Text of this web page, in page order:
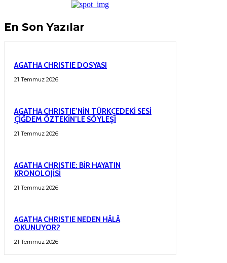
En Son Yazılar
AGATHA CHRISTIE DOSYASI
21 Temmuz 2026
AGATHA CHRISTIE’NİN TÜRKÇEDEKİ SESİ
ÇİĞDEM ÖZTEKİN’LE SÖYLEŞİ
21 Temmuz 2026
AGATHA CHRISTIE: BİR HAYATIN
KRONOLOJİSİ
21 Temmuz 2026
AGATHA CHRISTIE NEDEN HÂLÂ
OKUNUYOR?
21 Temmuz 2026